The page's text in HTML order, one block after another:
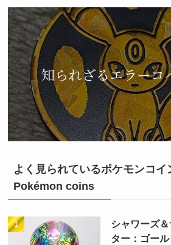
よく見られているポケモンコ
Pokémon coins
シャワーズ
ター：ゴー